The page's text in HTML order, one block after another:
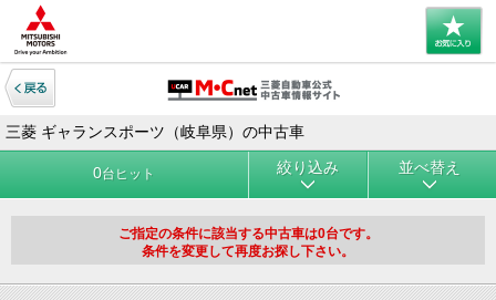
三菱 ギャランスポーツ（岐阜県）の中古車
0台ヒット 絞り込み 並べ替え
ご指定の条件に該当する中古車は0台です。
条件を変更して再度お探し下さい。